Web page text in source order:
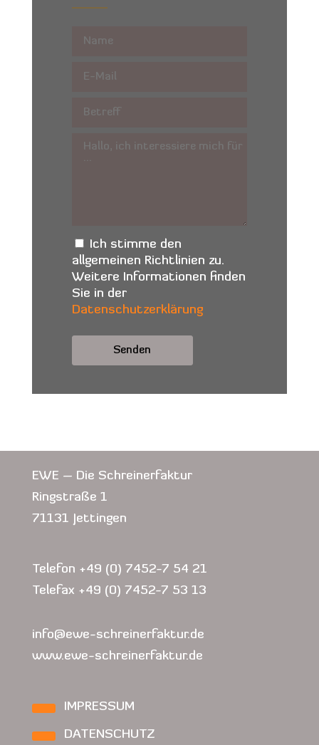
Ich stimme den
allgemeinen Richtlinien zu.
Weitere Informationen finden
Sie in der
Datenschutzerklärung
EWE – Die Schreinerfaktur
Ringstraße 1
71131 Jettingen
Telefon +49 (0) 7452-7 54 21
Telefax +49 (0) 7452-7 53 13
info@ewe-schreinerfaktur.de
www.ewe-schreinerfaktur.de
IMPRESSUM
DATENSCHUTZ